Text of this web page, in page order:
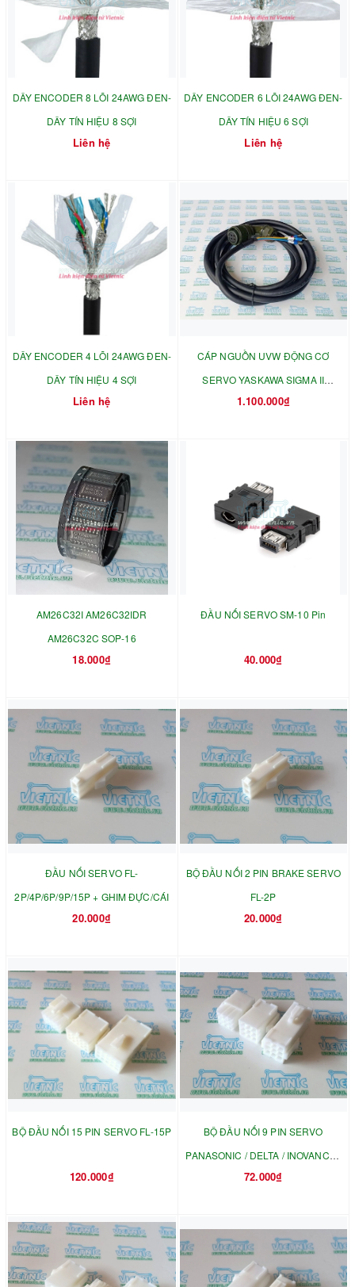
DÂY ENCODER 8 LÕI 24AWG ĐEN-
DÂY TÍN HIỆU 8 SỢI
Liên hệ
DÂY ENCODER 6 LÕI 24AWG ĐEN-
DÂY TÍN HIỆU 6 SỢI
Liên hệ
DÂY ENCODER 4 LÕI 24AWG ĐEN-
DÂY TÍN HIỆU 4 SỢI
Liên hệ
CÁP NGUỒN UVW ĐỘNG CƠ
SERVO YASKAWA SIGMA II
SGMGH-30ACA61
1.100.000₫
AM26C32I AM26C32IDR
AM26C32C SOP-16
18.000₫
ĐẦU NỐI SERVO SM-10 Pin
40.000₫
ĐẦU NỐI SERVO FL-
2P/4P/6P/9P/15P + GHIM ĐỰC/CÁI
20.000₫
BỘ ĐẦU NỐI 2 PIN BRAKE SERVO
FL-2P
20.000₫
BỘ ĐẦU NỐI 15 PIN SERVO FL-15P
120.000₫
BỘ ĐẦU NỐI 9 PIN SERVO
PANASONIC / DELTA / INOVANCE /
SCHNEIDER FL-9P
72.000₫